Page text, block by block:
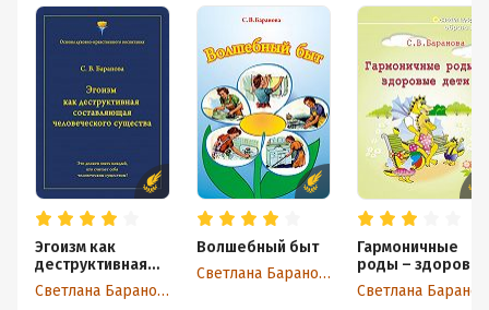
Эгоизм как
деструктивная
составляющая
человеческого Светлана Баранова
Волшебный быт
Светлана Баранова
Гармоничные
роды –
дети
Светлана